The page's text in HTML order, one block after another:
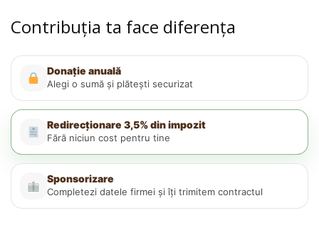
Contribuția ta face diferența
Donație anuală
Alegi o sumă și plătești securizat
Redirecționare 3,5% din impozit
Fără niciun cost pentru tine
Sponsorizare
Completezi datele firmei și îți trimitem contractul